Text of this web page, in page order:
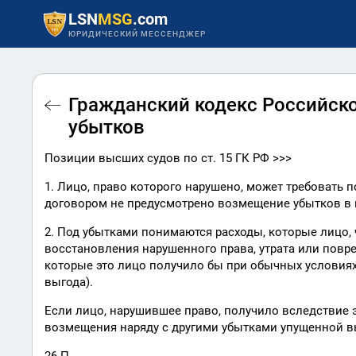
LSNMSG.com
ЮРИДИЧЕСКИЙ МЕССЕНДЖЕР
Гражданский кодекс
убытков
Позиции высших судов по ст. 15 ГК РФ >>>
1. Лицо, право которого нарушено, может
договором не предусмотрено возмещение убытков
2. Под убытками понимаются расходы, которые
восстановления нарушенного права, утрата или
которые это лицо получило бы при обычных
выгода).
Если лицо, нарушившее право, получило вследствие
возмещения наряду с другими убытками упущенной